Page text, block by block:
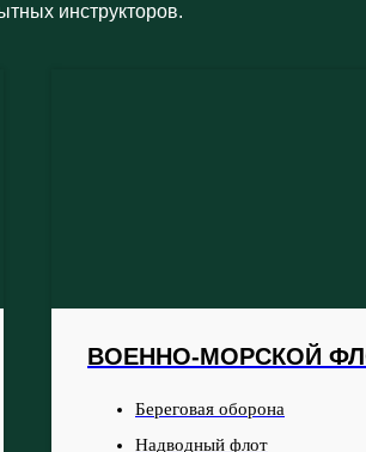
инструкторов.
ВОЕННО-МОРСКОЙ
Береговая оборона
Надводный флот